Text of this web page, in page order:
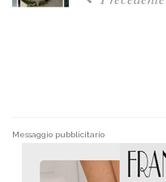
Messaggio pubblicitario